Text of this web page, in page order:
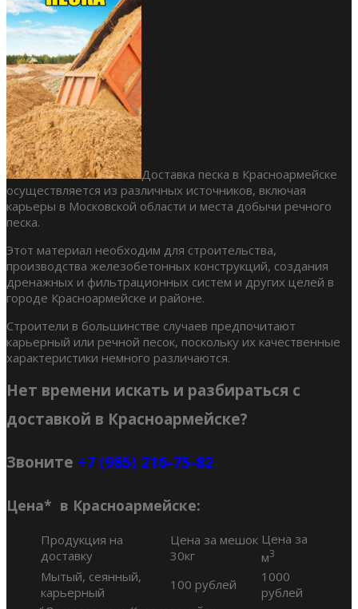
Доставка песка в Красноармейске
осуществляется из различных источников, включая
карьеры в Московской области и места добычи речного
песка.
Этот материал необходим для строительства,
производства железобетонных конструкций, создания
дренажных и фильтрационных систем и других целей в
городе Красноармейске и районе.
Строители в большинстве случаев предпочитают
карьерный или речной песок, поскольку их качественные
характеристики немного различаются.
Нет времени искать и разбираться с
доставкой в Красноармейске?
Звоните +7 (985) 216-75-82
Цена* в Красноармейске:
Продукция на
доставку
Цена за мешок
30кг
Цена за
м3
Мытый, сеянный,
карьерный
100 рублей
1000
рублей